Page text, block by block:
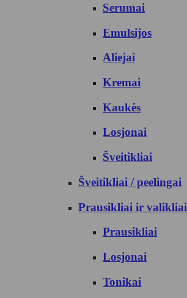
Serumai
Emulsijos
Aliejai
Kremai
Kaukės
Losjonai
Šveitikliai
Šveitikliai / peelingai
Prausikliai ir valikliai
Prausikliai
Losjonai
Tonikai